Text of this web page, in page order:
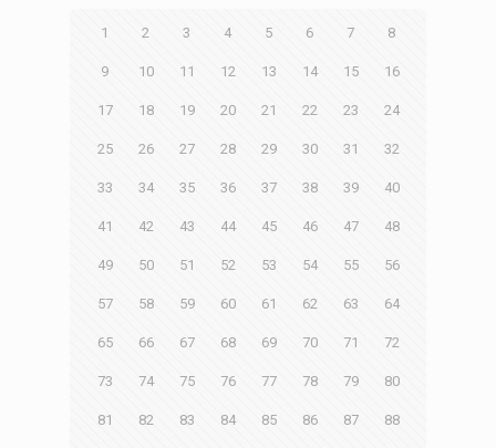
1 2 3 4 5 6 7 8
9 10 11 12 13 14 15 16
17 18 19 20 21 22 23 24
25 26 27 28 29 30 31 32
33 34 35 36 37 38 39 40
41 42 43 44 45 46 47 48
49 50 51 52 53 54 55 56
57 58 59 60 61 62 63 64
65 66 67 68 69 70 71 72
73 74 75 76 77 78 79 80
81 82 83 84 85 86 87 88